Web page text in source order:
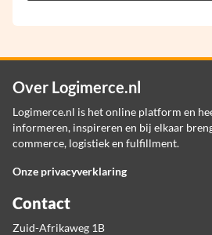
Over Logimerce.nl
Logimerce.nl is het online platform en
informeren, inspireren en bij elkaar
commerce, logistiek en fulfillment.
Onze privacyverklaring
Contact
Zuid-Afrikaweg 1B